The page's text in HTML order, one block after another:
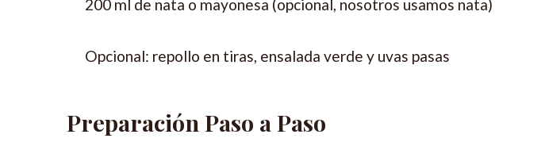
200 ml de nata o mayonesa (opcional, nosotros usamos nata)
Opcional: repollo en tiras, ensalada verde y uvas pasas
Preparación Paso a Paso